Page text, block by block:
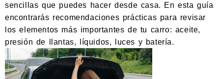
sencillas que puedes hacer desde casa. En esta guía
encontrarás recomendaciones prácticas para revisar
los elementos más importantes de tu carro: aceite,
presión de llantas, líquidos, luces y batería.